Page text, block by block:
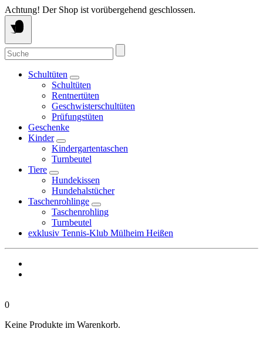
Springe
zum
Inhalt
Achtung! Der Shop ist vorübergehend geschlossen.
Suche
nach:
Schultüten
Schultüten
Rentnertüten
Geschwisterschultüten
Prüfungstüten
Geschenke
Kinder
Kindergartentaschen
Turnbeutel
Tiere
Hundekissen
Hundehalstücher
Taschenrohlinge
Taschenrohling
Turnbeutel
exklusiv Tennis-Klub Mülheim Heißen
0
Keine Produkte im Warenkorb.